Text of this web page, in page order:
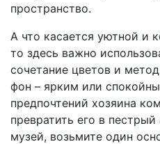
пространство.
А что касается уютной и
то здесь важно
сочетание цветов и
фон – ярким или
предпочтений хозяина
превратить его в
музей, возьмите один